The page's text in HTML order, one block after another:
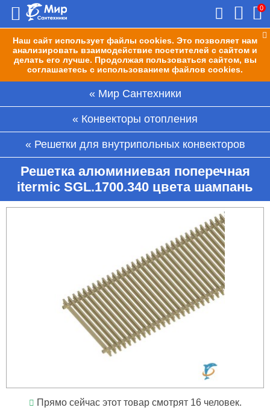
Наш сайт использует файлы cookies. Это позволяет нам
анализировать взаимодействие посетителей с сайтом и
делать его лучше. Продолжая пользоваться сайтом, вы
соглашаетесь с использованием файлов cookies.
0
Мир Сантехники
Конвекторы отопления
Решетки для внутрипольных конвекторов
Решетка алюминиевая поперечная
itermic SGL.1700.340 цвета шампань
Прямо сейчас этот товар смотрят 16 человек.